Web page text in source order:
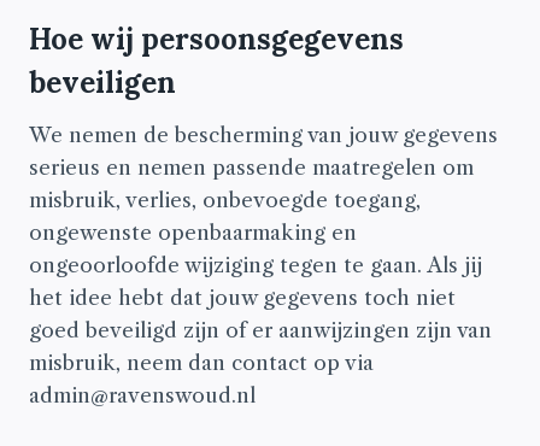
Hoe wij persoonsgegevens
beveiligen
We nemen de bescherming van jouw gegevens
serieus en nemen passende maatregelen om
misbruik, verlies, onbevoegde toegang,
ongewenste openbaarmaking en
ongeoorloofde wijziging tegen te gaan. Als jij
het idee hebt dat jouw gegevens toch niet
goed beveiligd zijn of er aanwijzingen zijn van
misbruik, neem dan contact op via
admin@ravenswoud.nl